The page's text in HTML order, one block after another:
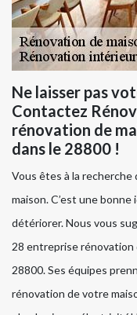
Ne laisser pas
Contactez
rénovation de
dans le 28800 !
Vous êtes à la
maison. C’est une
détériorer. Nous vous
28 entreprise rénovation
28800. Ses équipes
rénovation de votre